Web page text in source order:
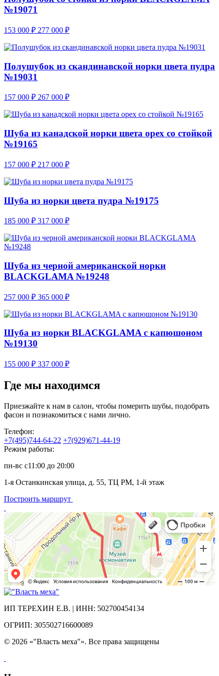
№19071
153 000 ₽ 277 000 ₽
Полушубок из скандинавской норки цвета пудра
№19031
157 000 ₽ 267 000 ₽
Шуба из канадской норки цвета орех со стойкой
№19165
157 000 ₽ 217 000 ₽
Шуба из норки цвета пудра №19175
185 000 ₽ 317 000 ₽
Шуба из черной американской норки
BLACKGLAMA №19248
257 000 ₽ 365 000 ₽
Шуба из норки BLACKGLAMA с капюшоном
№19130
155 000 ₽ 337 000 ₽
Где мы находимся
Приезжайте к нам в салон, чтобы померить шубы, подобрать
фасон и познакомиться с нами лично.
Телефон:
+7(495)744-64-22 +7(929)671-44-19
Режим работы:
пн-вс с11:00 до 20:00
1-я Останкинская улица, д. 55, ТЦ РМ, 1-й этаж
Построить маршрут
ИП ТЕРЕХИН Е.В. | ИНН: 502700454134
ОГРИП: 305502716600089
© 2026 «"Власть меха"». Все права защищены